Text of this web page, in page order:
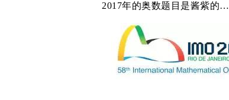
2017年的奥数题目是酱紫的…